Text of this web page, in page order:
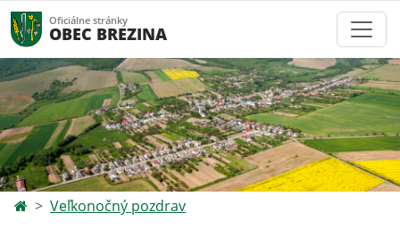
Oficiálne stránky
OBEC BREZINA
Veľkonočný pozdrav